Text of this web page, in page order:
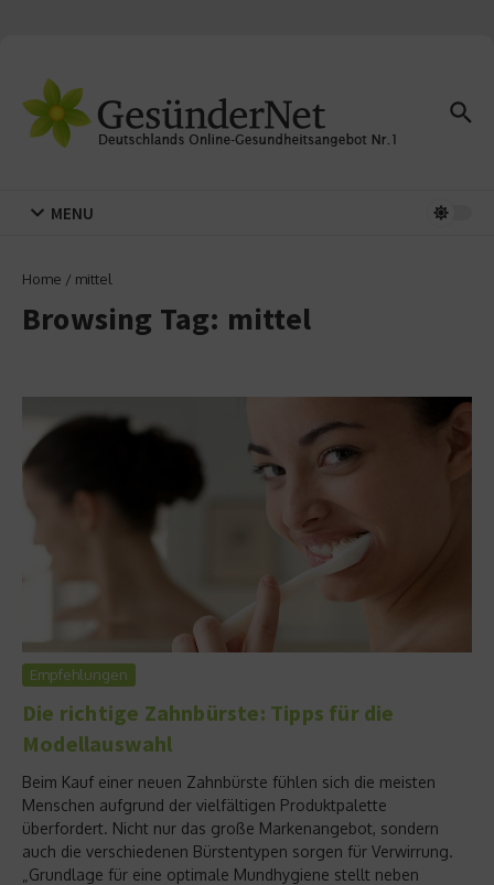
MENU
Home / mittel
Browsing Tag: mittel
Empfehlungen
Die richtige Zahnbürste: Tipps für die
Modellauswahl
Beim Kauf einer neuen Zahnbürste fühlen sich die meisten
Menschen aufgrund der vielfältigen Produktpalette
überfordert. Nicht nur das große Markenangebot, sondern
auch die verschiedenen Bürstentypen sorgen für Verwirrung.
„Grundlage für eine optimale Mundhygiene stellt neben